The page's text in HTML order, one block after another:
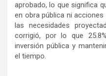
aprobado, lo que significa
en obra pública ni
las necesidades
corrigió, por lo que
inversión pública y
el tiempo.